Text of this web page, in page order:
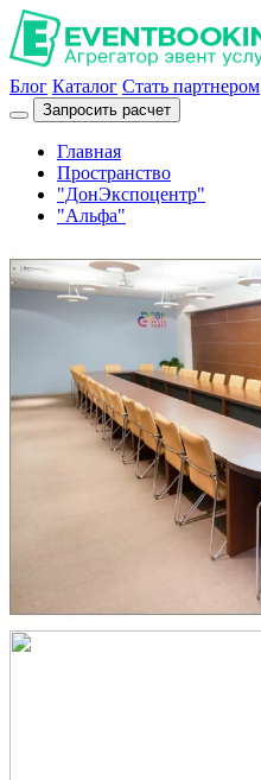
Блог Каталог Стать партнером
Запросить расчет
Главная
Пространство
"ДонЭкспоцентр"
"Альфа"